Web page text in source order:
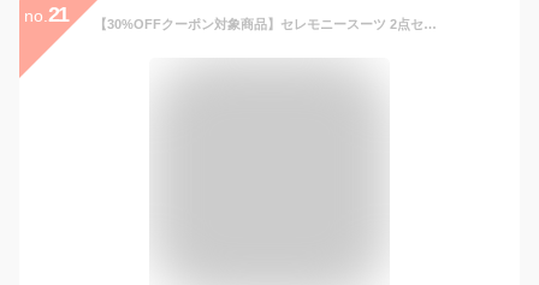
no. 21 【30%OFFクーポン対象商品】セレモニースーツ 2点セット ジャケット ワンピース ママスーツ フォーマルスーツ レディース ミセス 50代 40代 30代 七五三 お宮参り 入学式 入園 卒業式 卒園式 親族 母親 服装 女性 大きいサイズ セットアップ 上品 即日発送 プレゼント ギフト